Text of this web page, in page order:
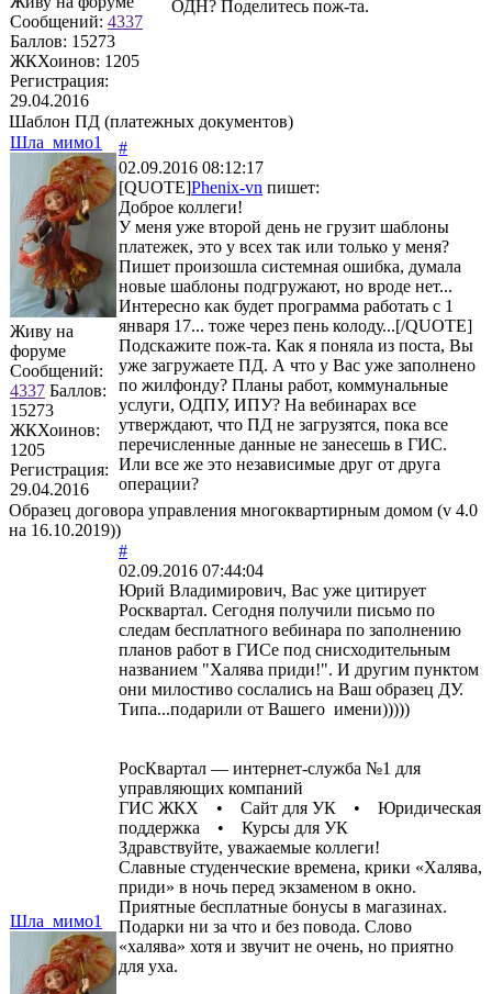
Сообщений: 4337
Баллов: 15273
ЖКХоинов: 1205
Регистрация:
29.04.2016
ОДН? Поделитесь пож-та.
Шаблон ПД (платежных документов)
Шла_мимо1
Живу на
форуме
Сообщений:
4337 Баллов:
15273
ЖКХоинов:
1205
Регистрация:
29.04.2016
#
02.09.2016 08:12:17
[QUOTE]Phenix-vn пишет:
Доброе коллеги!
У меня уже второй день не грузит шаблоны
платежек, это у всех так или только у меня?
Пишет произошла системная ошибка, думала
новые шаблоны подгружают, но вроде нет...
Интересно как будет программа работать с 1
января 17... тоже через пень колоду...[/QUOTE]
Подскажите пож-та. Как я поняла из поста, Вы
уже загружаете ПД. А что у Вас уже заполнено
по жилфонду? Планы работ, коммунальные
услуги, ОДПУ, ИПУ? На вебинарах все
утверждают, что ПД не загрузятся, пока все
перечисленные данные не занесешь в ГИС.
Или все же это независимые друг от друга
операции?
Образец договора управления многоквартирным домом (v 4.0
на 16.10.2019))
Шла_мимо1
#
02.09.2016 07:44:04
Юрий Владимирович, Вас уже цитирует
Росквартал. Сегодня получили письмо по
следам бесплатного вебинара по заполнению
планов работ в ГИСе под снисходительным
названием "Халява приди!". И другим пунктом
они милостиво сослались на Ваш образец ДУ.
Типа...подарили от Вашего имени)))))
РосКвартал — интернет-служба №1 для
управляющих компаний
ГИС ЖКХ • Сайт для УК • Юридическая
поддержка • Курсы для УК
Здравствуйте, уважаемые коллеги!
Славные студенческие времена, крики «Халява,
приди» в ночь перед экзаменом в окно.
Приятные бесплатные бонусы в магазинах.
Подарки ни за что и без повода. Слово
«халява» хотя и звучит не очень, но приятно
для уха.